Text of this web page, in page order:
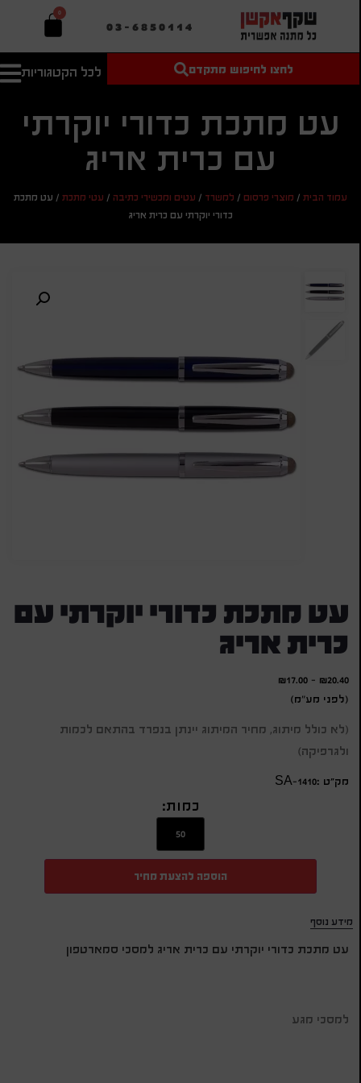
03-6850114
0
לכל הקטגוריות
טקסט חופשי
מחיר מיני'
אישית
לחצו לחיפוש מתקדם
עט מתכת כדורי יוקרתי
עם כרית אריג
עמוד הבית/ מוצרי פרסום/ למשרד/ עטים ומכשירי כתיבה/ עטי מתכת/ עט מתכת
כדורי יוקרתי עם כרית אריג
עט מתכת כדורי יוקרתי עם
כרית אריג
₪20.40
-
₪17.00
(לפני מע"מ)
(לא כולל מיתוג, מחיר המיתוג יינתן בנפרד בהתאם לכמות
ולגרפיקה)
מק״ט :SA-1410
כמות:
הוספה להצעת מחיר
מידע נוסף
עט מתכת כדורי יוקרתי עם כרית אריג למסכי סמארטפון
למסכי מגע